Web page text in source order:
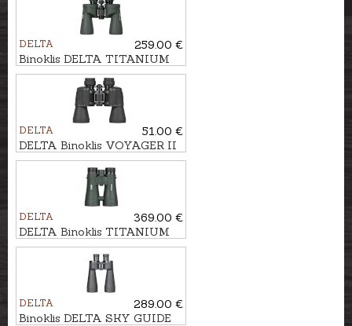
DELTA
259.00 €
Binoklis DELTA TITANIUM
7x50
DELTA
51.00 €
DELTA Binoklis VOYAGER II
16x50
DELTA
369.00 €
DELTA Binoklis TITANIUM
8x56 ROH
DELTA
289.00 €
Binoklis DELTA SKY GUIDE